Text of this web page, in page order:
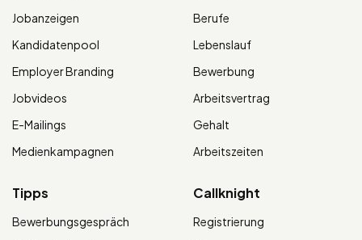
Jobanzeigen
Kandidatenpool
Employer Branding
Jobvideos
E-Mailings
Medienkampagnen
Berufe
Lebenslauf
Bewerbung
Arbeitsvertrag
Gehalt
Arbeitszeiten
Tipps
Bewerbungsgespräch
Callknight
Registrierung